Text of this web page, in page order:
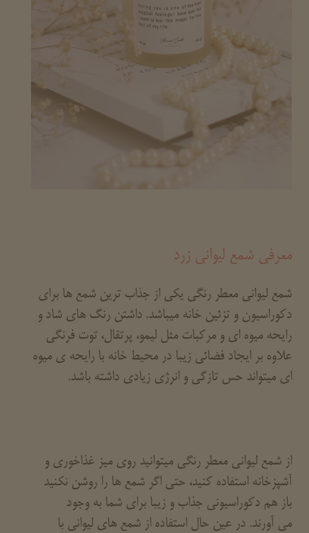
معرفی شمع لیوانی زرد
شمع لیوانی معطر رنگی یکی از جذاب ترین شمع ها برای
دکوراسیون و تزئین خانه میباشد. داشتن رنگ های شاد و
رایحه میوه ای و مرکبات مثل لیمو، پرتقال، توت فرنگی
علاوه بر ایجاد فضائی زیبا در محیط خانه با رایحه ی میوه
ای میتواند حس تازگی و انرژی زیادی داشته باشد.
از شمع لیوانی معطر رنگی میتوانید روی میز غذاخوری و
آشپزخانه استفاده کنید، حتی اگر شمع ها را روشن نکنید
باز هم دکوراسیونی جذاب و زیبا برای شما به وجود
می آورند. در عین حال استفاده از شمع های لیوانی با